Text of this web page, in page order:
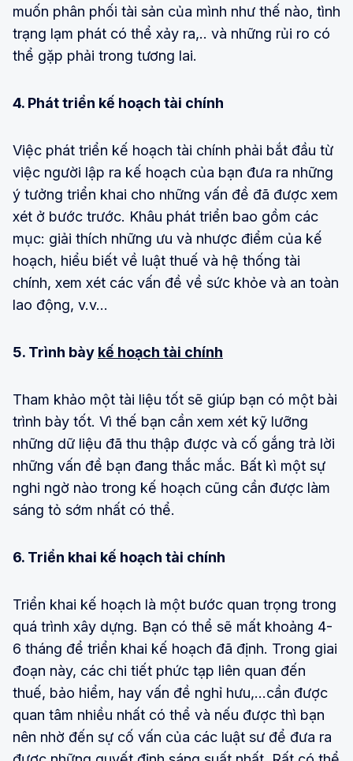
muốn phân phối tài sản của mình như thế nào, tình
trạng lạm phát có thể xảy ra,.. và những rủi ro có
thể gặp phải trong tương lai.
4. Phát triển kế hoạch tài chính
Việc phát triển kế hoạch tài chính phải bắt đầu từ
việc người lập ra kế hoạch của bạn đưa ra những
ý tưởng triển khai cho những vấn đề đã được xem
xét ở bước trước. Khâu phát triển bao gồm các
mục: giải thích những ưu và nhược điểm của kế
hoạch, hiểu biết về luật thuế và hệ thống tài
chính, xem xét các vấn đề về sức khỏe và an toàn
lao động, v.v…
5. Trình bày kế hoạch tài chính
Tham khảo một tài liệu tốt sẽ giúp bạn có một bài
trình bày tốt. Vì thế bạn cần xem xét kỹ lưỡng
những dữ liệu đã thu thập được và cố gắng trả lời
những vấn đề bạn đang thắc mắc. Bất kì một sự
nghi ngờ nào trong kế hoạch cũng cần được làm
sáng tỏ sớm nhất có thể.
6. Triển khai kế hoạch tài chính
Triển khai kế hoạch là một bước quan trọng trong
quá trình xây dựng. Bạn có thể sẽ mất khoảng 4-
6 tháng để triển khai kế hoạch đã định. Trong giai
đoạn này, các chi tiết phức tạp liên quan đến
thuế, bảo hiểm, hay vấn đề nghỉ hưu,…cần được
quan tâm nhiều nhất có thể và nếu được thì bạn
nên nhờ đến sự cố vấn của các luật sư để đưa ra